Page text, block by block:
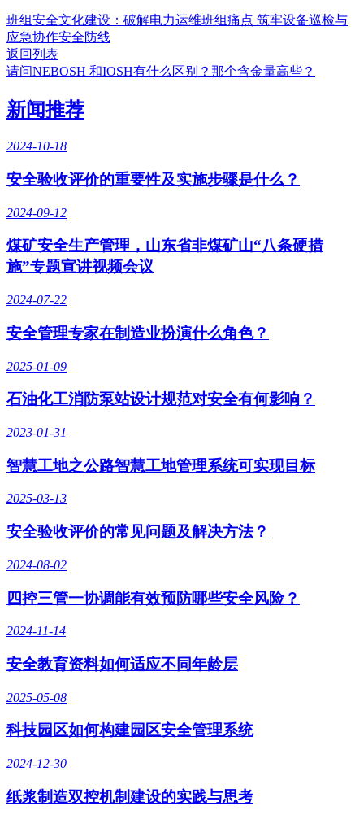
班组安全文化建设：破解电力运维班组痛点 筑牢设备巡检与
应急协作安全防线
返回列表
请问NEBOSH 和IOSH有什么区别？那个含金量高些？
新闻推荐
2024-10-18
安全验收评价的重要性及实施步骤是什么？
2024-09-12
煤矿安全生产管理，山东省非煤矿山“八条硬措
施”专题宣讲视频会议
2024-07-22
安全管理专家在制造业扮演什么角色？
2025-01-09
石油化工消防泵站设计规范对安全有何影响？
2023-01-31
智慧工地之公路智慧工地管理系统可实现目标
2025-03-13
安全验收评价的常见问题及解决方法？
2024-08-02
四控三管一协调能有效预防哪些安全风险？
2024-11-14
安全教育资料如何适应不同年龄层
2025-05-08
科技园区如何构建园区安全管理系统
2024-12-30
纸浆制造双控机制建设的实践与思考